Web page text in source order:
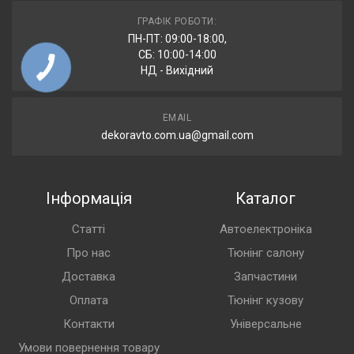
ГРАФІК РОБОТИ:
ПН-ПТ: 09:00-18:00,
СБ: 10:00-14:00
НД - Вихідний
EMAIL
dekoravto.com.ua@gmail.com
Інформація
Статті
Про нас
Доставка
Оплата
Контакти
Умови повернення товару
Каталог
Автоелектроніка
Тюнінг салону
Запчастини
Тюнінг кузову
Універсальне